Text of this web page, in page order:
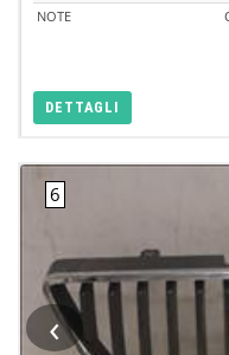
NOTE
DETTAGLI
‹